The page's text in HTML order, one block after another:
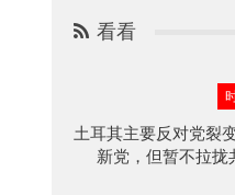
看看
土耳其主要反对党裂
新党，但暂不拉